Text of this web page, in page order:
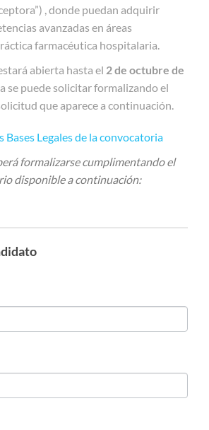
, donde puedan adquirir
avanzadas en áreas
farmacéutica hospitalaria.
abierta hasta el 2 de octubre de
se puede solicitar formalizando el
que aparece a continuación.
Bases Legales de la convocatoria
formalizarse cumplimentando el
disponible a continuación: